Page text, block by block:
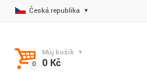
Česká republika
Můj košík
0 Kč